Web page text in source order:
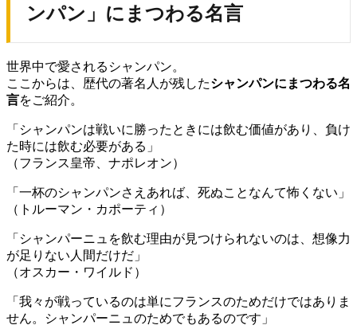
ンパン」にまつわる名言
世界中で愛されるシャンパン。
ここからは、歴代の著名人が残したシャンパンにまつわる名
言をご紹介。
「シャンパンは戦いに勝ったときには飲む価値があり、負け
た時には飲む必要がある」
（フランス皇帝、ナポレオン）
「一杯のシャンパンさえあれば、死ぬことなんて怖くない」
（トルーマン・カポーティ）
「シャンパーニュを飲む理由が見つけられないのは、想像力
が足りない人間だけだ」
（オスカー・ワイルド）
「我々が戦っているのは単にフランスのためだけではありま
せん。シャンパーニュのためでもあるのです」